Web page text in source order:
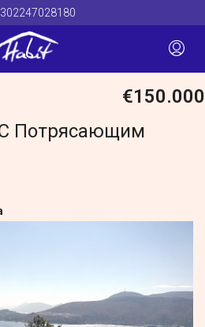
€150.000
Потрясающим